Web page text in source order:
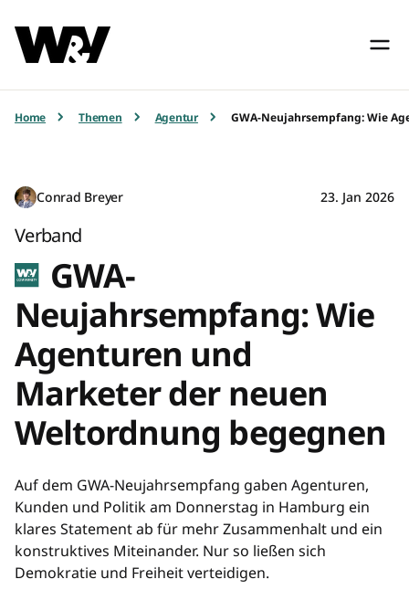
Home Themen Agentur GWA-Neujahrsempfang: Wie
Conrad Breyer 23. Jan 2026
Verband
GWA-
Neujahrsempfang: Wie
Agenturen und
Marketer der neuen
Weltordnung begegnen
Auf dem GWA-Neujahrsempfang gaben Agenturen,
Kunden und Politik am Donnerstag in Hamburg ein
klares Statement ab für mehr Zusammenhalt und ein
konstruktives Miteinander. Nur so ließen sich
Demokratie und Freiheit verteidigen.